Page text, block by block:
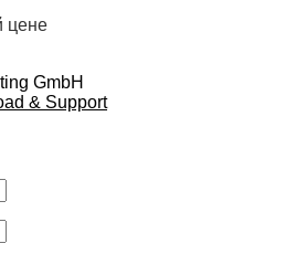
цене
GmbH
& Support